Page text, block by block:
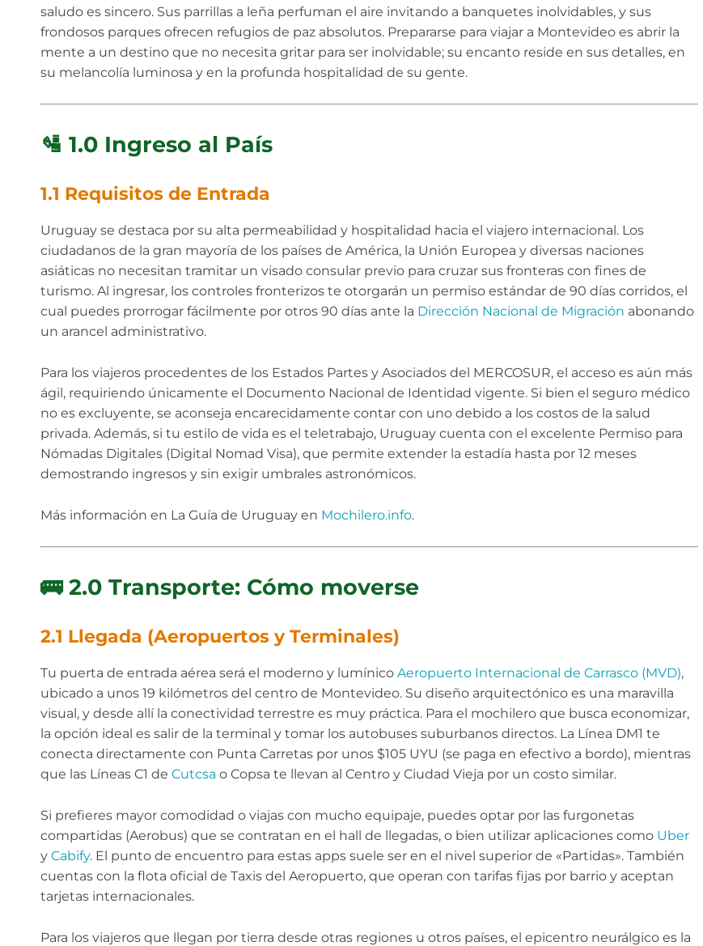
saludo es sincero. Sus parrillas a leña perfuman el aire invitando a banquetes inolvidables, y sus
frondosos parques ofrecen refugios de paz absolutos. Prepararse para viajar a Montevideo es abrir la
mente a un destino que no necesita gritar para ser inolvidable; su encanto reside en sus detalles, en
su melancolía luminosa y en la profunda hospitalidad de su gente.
🛂 1.0 Ingreso al País
1.1 Requisitos de Entrada
Uruguay se destaca por su alta permeabilidad y hospitalidad hacia el viajero internacional. Los
ciudadanos de la gran mayoría de los países de América, la Unión Europea y diversas naciones
asiáticas no necesitan tramitar un visado consular previo para cruzar sus fronteras con fines de
turismo. Al ingresar, los controles fronterizos te otorgarán un permiso estándar de 90 días corridos, el
cual puedes prorrogar fácilmente por otros 90 días ante la Dirección Nacional de Migración abonando
un arancel administrativo.
Para los viajeros procedentes de los Estados Partes y Asociados del MERCOSUR, el acceso es aún más
ágil, requiriendo únicamente el Documento Nacional de Identidad vigente. Si bien el seguro médico
no es excluyente, se aconseja encarecidamente contar con uno debido a los costos de la salud
privada. Además, si tu estilo de vida es el teletrabajo, Uruguay cuenta con el excelente Permiso para
Nómadas Digitales (Digital Nomad Visa), que permite extender la estadía hasta por 12 meses
demostrando ingresos y sin exigir umbrales astronómicos.
Más información en La Guía de Uruguay en Mochilero.info.
🚌 2.0 Transporte: Cómo moverse
2.1 Llegada (Aeropuertos y Terminales)
Tu puerta de entrada aérea será el moderno y lumínico Aeropuerto Internacional de Carrasco (MVD),
ubicado a unos 19 kilómetros del centro de Montevideo. Su diseño arquitectónico es una maravilla
visual, y desde allí la conectividad terrestre es muy práctica. Para el mochilero que busca economizar,
la opción ideal es salir de la terminal y tomar los autobuses suburbanos directos. La Línea DM1 te
conecta directamente con Punta Carretas por unos $105 UYU (se paga en efectivo a bordo), mientras
que las Líneas C1 de Cutcsa o Copsa te llevan al Centro y Ciudad Vieja por un costo similar.
Si prefieres mayor comodidad o viajas con mucho equipaje, puedes optar por las furgonetas
compartidas (Aerobus) que se contratan en el hall de llegadas, o bien utilizar aplicaciones como Uber
y Cabify. El punto de encuentro para estas apps suele ser en el nivel superior de «Partidas». También
cuentas con la flota oficial de Taxis del Aeropuerto, que operan con tarifas fijas por barrio y aceptan
tarjetas internacionales.
Para los viajeros que llegan por tierra desde otras regiones u otros países, el epicentro neurálgico es la